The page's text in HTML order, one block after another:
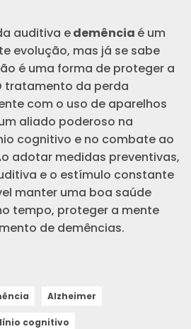
auditiva edemência é um
evolução, mas já se sabe
é uma forma de proteger a
tratamento da perda
com o uso de aparelhos
aliado poderoso na
cognitivo e no combate ao
adotar medidas preventivas,
e o estímulo constante
manter uma boa saúde
tempo, proteger a mente
de demências.
Alzheimer
cognitivo